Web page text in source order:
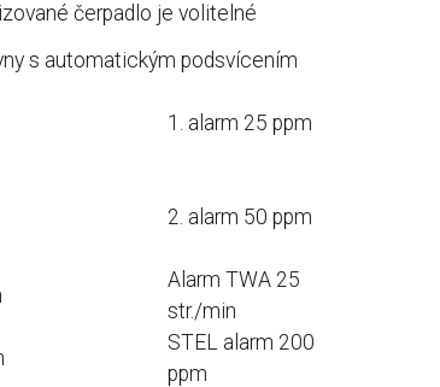
čerpadlo je volitelné
s automatickým podsvícením
1. alarm 25 ppm
2. alarm 50 ppm
Alarm TWA 25
str./min
STEL alarm 200
ppm